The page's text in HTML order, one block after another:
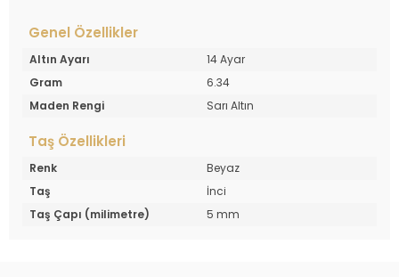
Genel Özellikler
Altın Ayarı
14 Ayar
Gram
6.34
Maden Rengi
Sarı Altın
Taş Özellikleri
Renk
Beyaz
Taş
İnci
Taş Çapı (milimetre)
5 mm